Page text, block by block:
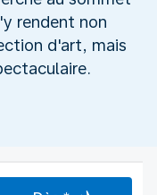
rendent non
d'art, mais